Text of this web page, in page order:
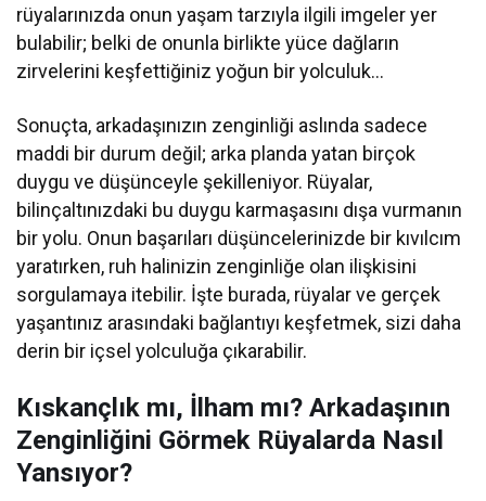
rüyalarınızda onun yaşam tarzıyla ilgili imgeler yer
bulabilir; belki de onunla birlikte yüce dağların
zirvelerini keşfettiğiniz yoğun bir yolculuk…
Sonuçta, arkadaşınızın zenginliği aslında sadece
maddi bir durum değil; arka planda yatan birçok
duygu ve düşünceyle şekilleniyor. Rüyalar,
bilinçaltınızdaki bu duygu karmaşasını dışa vurmanın
bir yolu. Onun başarıları düşüncelerinizde bir kıvılcım
yaratırken, ruh halinizin zenginliğe olan ilişkisini
sorgulamaya itebilir. İşte burada, rüyalar ve gerçek
yaşantınız arasındaki bağlantıyı keşfetmek, sizi daha
derin bir içsel yolculuğa çıkarabilir.
Kıskançlık mı, İlham mı? Arkadaşının
Zenginliğini Görmek Rüyalarda Nasıl
Yansıyor?